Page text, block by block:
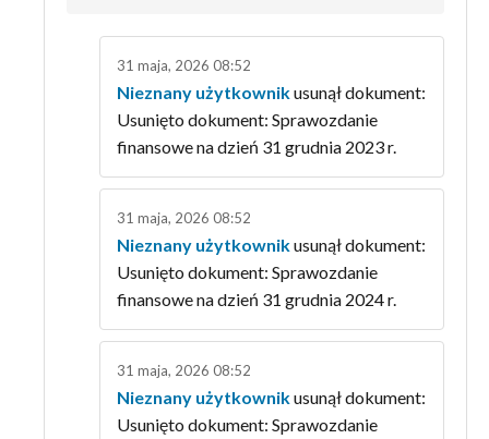
31 maja, 2026 08:52
Nieznany użytkownikusunął dokument:
Usunięto dokument: Sprawozdanie
finansowe na dzień 31 grudnia 2023 r.
31 maja, 2026 08:52
Nieznany użytkownikusunął dokument:
Usunięto dokument: Sprawozdanie
finansowe na dzień 31 grudnia 2024 r.
31 maja, 2026 08:52
Nieznany użytkownikusunął dokument:
Usunięto dokument: Sprawozdanie